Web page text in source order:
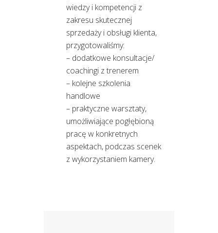
wiedzy i kompetencji z
zakresu skutecznej
sprzedaży i obsługi klienta,
przygotowaliśmy:
– dodatkowe konsultacje/
coachingi z trenerem
– kolejne szkolenia
handlowe
– praktyczne warsztaty,
umożliwiające pogłębioną
pracę w konkretnych
aspektach, podczas scenek
z wykorzystaniem kamery.